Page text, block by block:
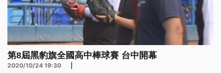
第8屆黑豹旗全國高中棒球賽 台中開幕
2020/10/24 19:30